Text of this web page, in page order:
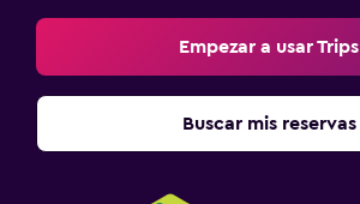
Empezar a usar Trips
Buscar mis reservas